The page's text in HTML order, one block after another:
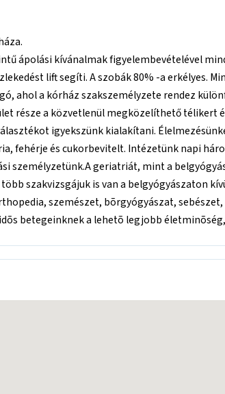
ápolási kívánalmak figyelembevételével
lift segíti. A szobák 80% -a erkélyes.
ahol a kórház szakszemélyzete rendez
része a közvetlenül megközelíthető
igyekszünk kialakítani.
fehérje és cukorbevitelt. Intézetünk napi
személyzetünk.A geriatriát, mint a
szakvizsgájuk is van a belgyógyászaton
szemészet, bõrgyógyászat,
betegeinknek a lehetõ legjobb